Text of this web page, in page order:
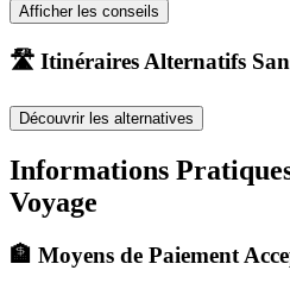
Afficher les conseils
🛣️ Itinéraires Alternatifs
Découvrir les alternatives
Informations
Voyage
🏦 Moyens de Paiement